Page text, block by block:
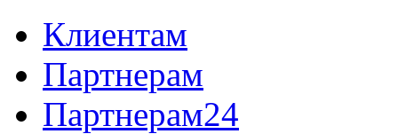
Клиентам
Партнерам
Партнерам24